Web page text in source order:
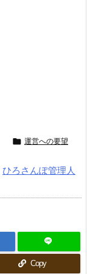
 運営への要望
ひろさんぽ管理人
Copy